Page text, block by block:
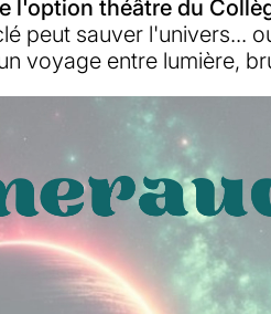
l'option théâtre du
peut sauver l'univers...
voyage entre lumière,